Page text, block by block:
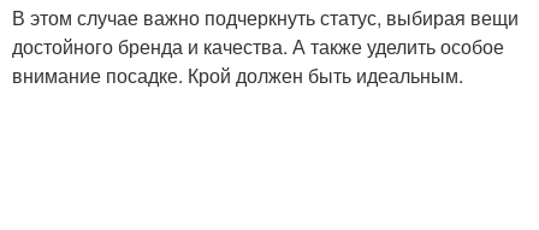
В этом случае важно подчеркнуть статус, выбирая вещи
достойного бренда и качества. А также уделить особое
внимание посадке. Крой должен быть идеальным.